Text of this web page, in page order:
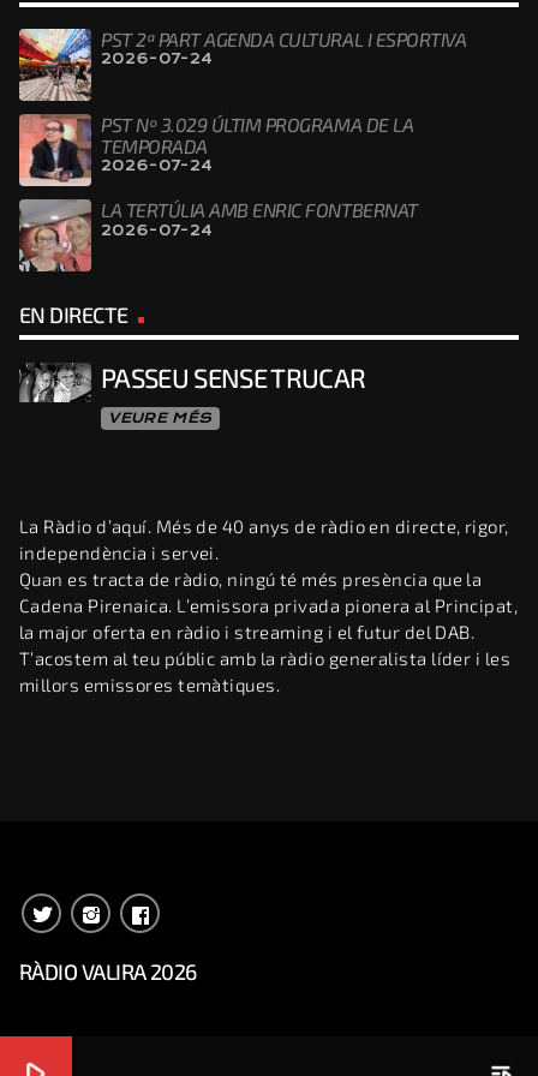
PST 2ª PART AGENDA CULTURAL I ESPORTIVA
2026-07-24
PST Nº 3.029 ÚLTIM PROGRAMA DE LA
TEMPORADA
2026-07-24
LA TERTÚLIA AMB ENRIC FONTBERNAT
2026-07-24
EN DIRECTE
PASSEU SENSE TRUCAR
VEURE MÉS
La Ràdio d’aquí. Més de 40 anys de ràdio en directe, rigor,
independència i servei.
Quan es tracta de ràdio, ningú té més presència que la
Cadena Pirenaica. L’emissora privada pionera al Principat,
la major oferta en ràdio i streaming i el futur del DAB.
T’acostem al teu públic amb la ràdio generalista líder i les
millors emissores temàtiques.
RÀDIO VALIRA 2026